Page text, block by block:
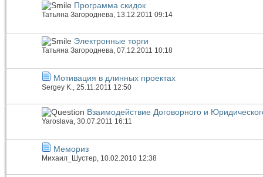
Программа скидок
Татьяна Загороднева, 13.12.2011 09:14
Электронные торги
Татьяна Загороднева , 07.12.2011 10:18
Мотивация в длинных проектах
Sergey K., 25.11.2011 12:50
Взаимодействие Договорного и
Yaroslava , 30.07.2011 16:11
Мемориз
Михаил_Шустер, 10.02.2010 12:38